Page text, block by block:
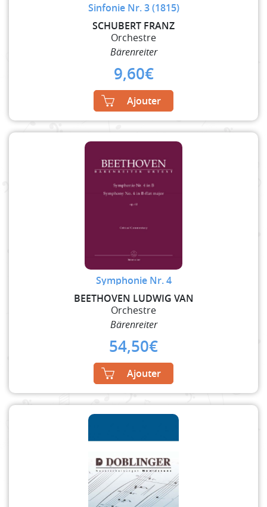
Sinfonie Nr. 3 (1815)
SCHUBERT FRANZ
Orchestre
Bärenreiter
9,60€
Ajouter
Symphonie Nr. 4
BEETHOVEN LUDWIG VAN
Orchestre
Bärenreiter
54,50€
Ajouter